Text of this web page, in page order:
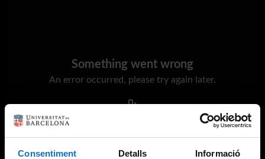
Consentiment Detalls Informació
Something went wrong
An error occurred, please try again later.